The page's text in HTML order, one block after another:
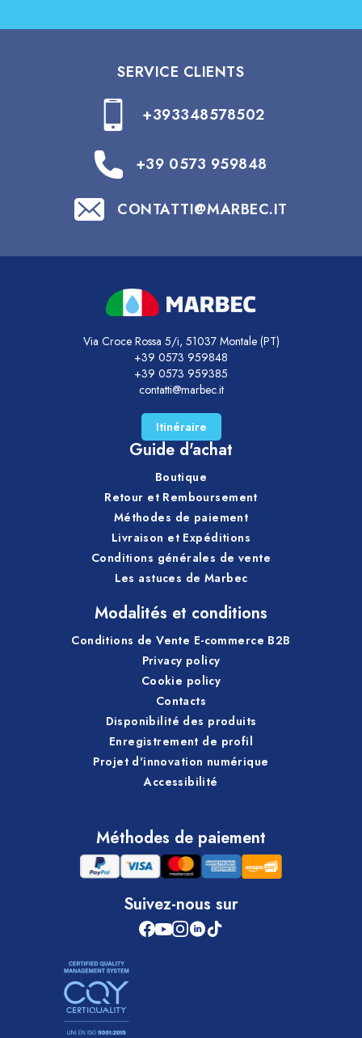
SERVICE CLIENTS
+393348578502
+39 0573 959848
CONTATTI@MARBEC.IT
Via Croce Rossa 5/i, 51037 Montale (PT)
+39 0573 959848
+39 0573 959385
contatti@marbec.it
Itinéraire
Guide d'achat
Boutique
Retour et Remboursement
Méthodes de paiement
Livraison et Expéditions
Conditions générales de vente
Les astuces de Marbec
Modalités et conditions
Conditions de Vente E-commerce B2B
Privacy policy
Cookie policy
Contacts
Disponibilité des produits
Enregistrement de profil
Projet d'innovation numérique
Accessibilité
Méthodes de paiement
Suivez-nous sur